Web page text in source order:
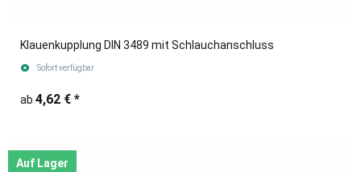
Klauenkupplung DIN 3489 mit Schlauchanschluss
Sofort verfügbar
ab 4,62 € *
Auf Lager